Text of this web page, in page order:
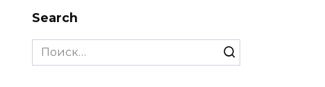
Search
Search
for: